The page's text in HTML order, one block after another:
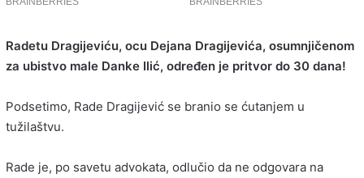
Radetu Dragijeviću, ocu Dejana Dragijevića, osumnjičenom
za ubistvo male Danke Ilić, određen je pritvor do 30 dana!
Podsetimo, Rade Dragijević se branio se ćutanjem u
tužilaštvu.
Rade je, po savetu advokata, odlučio da ne odgovara na